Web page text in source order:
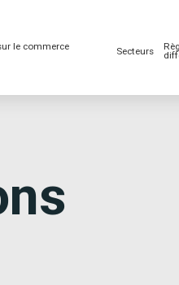
le commerce Secteurs